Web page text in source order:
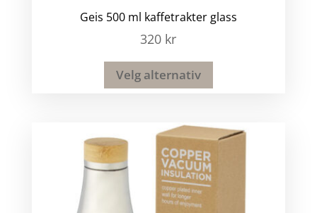
Geis 500 ml kaffetrakter glass
320 kr
Velg alternativ